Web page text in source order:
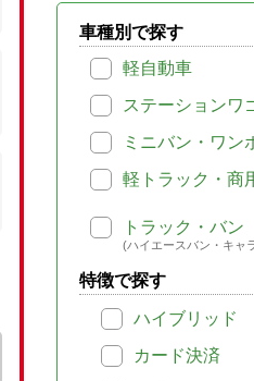
車種別で探す
軽自動車
ステーションワ
ミニバン・ワン
軽トラック・商
トラック・バン
(ハイエースバン・キャ
特徴で探す
ハイブリッド
カード決済